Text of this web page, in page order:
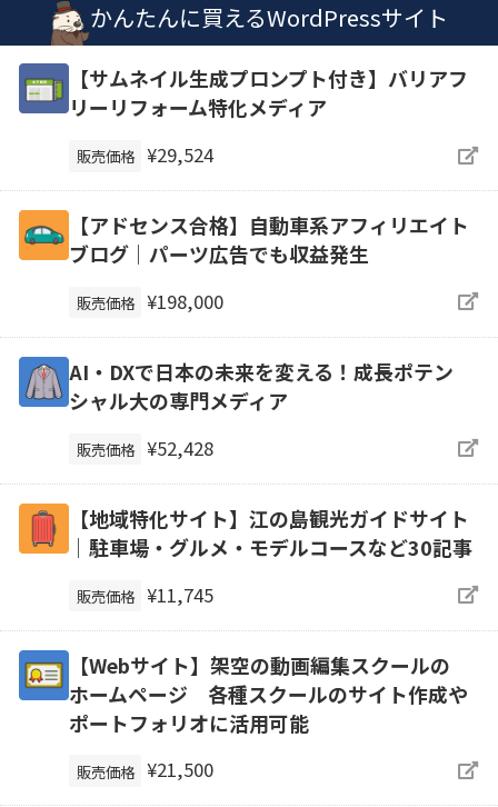
かんたんに買えるWordPressサイト
【サムネイル生成プロンプト付き】バリアフ
リーリフォーム特化メディア
販売価格 ¥29,524
【アドセンス合格】自動車系アフィリエイト
ブログ｜パーツ広告でも収益発生
販売価格 ¥198,000
AI・DXで日本の未来を変える！成長ポテン
シャル大の専門メディア
販売価格 ¥52,428
【地域特化サイト】江の島観光ガイドサイト
｜駐車場・グルメ・モデルコースなど30記事
販売価格 ¥11,745
【Webサイト】架空の動画編集スクールの
ホームページ 各種スクールのサイト作成や
ポートフォリオに活用可能
販売価格 ¥21,500